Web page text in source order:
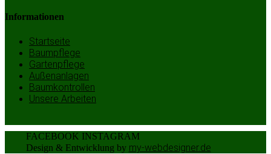
Informationen
Startseite
Baumpflege
Gartenpflege
Außenanlagen
Baumkontrollen
Unsere Arbeiten
FACEBOOK INSTAGRAM
Design & Entwicklung by my-webdesigner.de